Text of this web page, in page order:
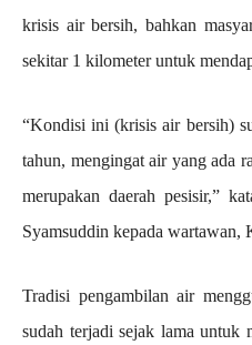
krisis air bersih, bahkan
sekitar 1 kilometer untuk
“Kondisi ini (krisis air bersih)
tahun, mengingat air yang ada
merupakan daerah pesisir,”
Syamsuddin kepada wartawan,
Tradisi pengambilan air
sudah terjadi sejak lama untuk